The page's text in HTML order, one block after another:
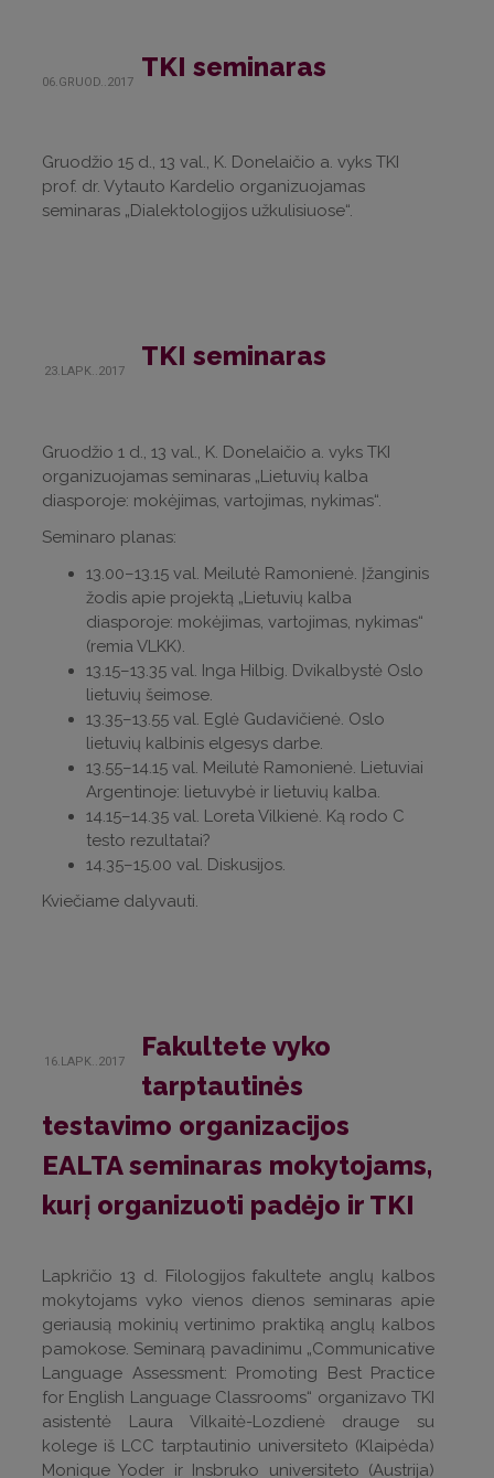
06.GRUOD..2017 TKI seminaras
Gruodžio 15 d., 13 val., K. Donelaičio a. vyks TKI
prof. dr. Vytauto Kardelio organizuojamas
seminaras „Dialektologijos užkulisiuose“.
23.LAPK..2017 TKI seminaras
Gruodžio 1 d., 13 val., K. Donelaičio a. vyks TKI
organizuojamas seminaras „Lietuvių kalba
diasporoje: mokėjimas, vartojimas, nykimas“.
Seminaro planas:
13.00–13.15 val. Meilutė Ramonienė. Įžanginis
žodis apie projektą „Lietuvių kalba
diasporoje: mokėjimas, vartojimas, nykimas“
(remia VLKK).
13.15–13.35 val. Inga Hilbig. Dvikalbystė Oslo
lietuvių šeimose.
13.35–13.55 val. Eglė Gudavičienė. Oslo
lietuvių kalbinis elgesys darbe.
13.55–14.15 val. Meilutė Ramonienė. Lietuviai
Argentinoje: lietuvybė ir lietuvių kalba.
14.15–14.35 val. Loreta Vilkienė. Ką rodo C
testo rezultatai?
14.35–15.00 val. Diskusijos.
Kviečiame dalyvauti.
16.LAPK..2017
Fakultete vyko
tarptautinės
testavimo organizacijos
EALTA seminaras mokytojams,
kurį organizuoti padėjo ir TKI
Lapkričio 13 d. Filologijos fakultete anglų kalbos
mokytojams vyko vienos dienos seminaras apie
geriausią mokinių vertinimo praktiką anglų kalbos
pamokose. Seminarą pavadinimu „Communicative
Language Assessment: Promoting Best Practice
for English Language Classrooms“ organizavo TKI
asistentė Laura Vilkaitė-Lozdienė drauge su
kolege iš LCC tarptautinio universiteto (Klaipėda)
Monique Yoder ir Insbruko universiteto (Austrija)